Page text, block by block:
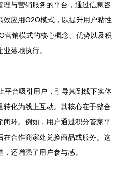
与营销服务的平台，通过信息咨
应用O2O模式，以提升用户粘性
营销模式的核心概念、优势以及积
落地执行。
平台吸引用户，引导其到线下实体
转化为线上互动。其核心在于整合
环。例如，用户通过积分管家平
在合作商家处兑换商品或服务。这
还增强了用户参与感。